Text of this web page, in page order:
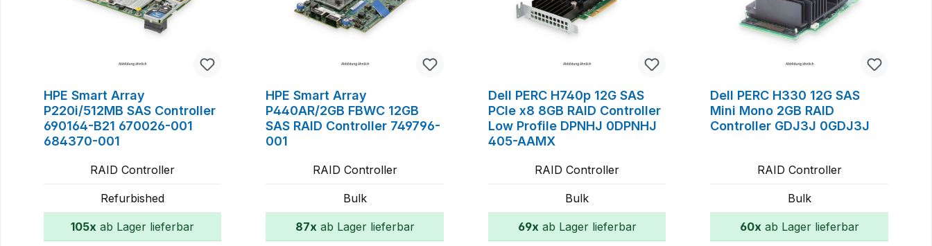
HPE Smart Array
P220i/512MB SAS Controller
690164-B21 670026-001
684370-001
RAID Controller
Refurbished
105x ab Lager lieferbar
HPE Smart Array
P440AR/2GB FBWC 12GB
SAS RAID Controller 749796-
001
RAID Controller
Bulk
87x ab Lager lieferbar
Dell PERC H740p 12G SAS
PCIe x8 8GB RAID Controller
Low Profile DPNHJ 0DPNHJ
405-AAMX
RAID Controller
Bulk
69x ab Lager lieferbar
Dell PERC H330 12G SAS
Mini Mono 2GB RAID
Controller GDJ3J 0GDJ3J
RAID Controller
Bulk
60x ab Lager lieferbar